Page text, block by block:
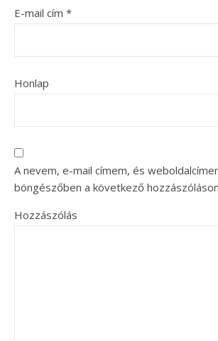
E-mail cím *
Honlap
A nevem, e-mail címem, és
böngészőben a következő
Hozzászólás